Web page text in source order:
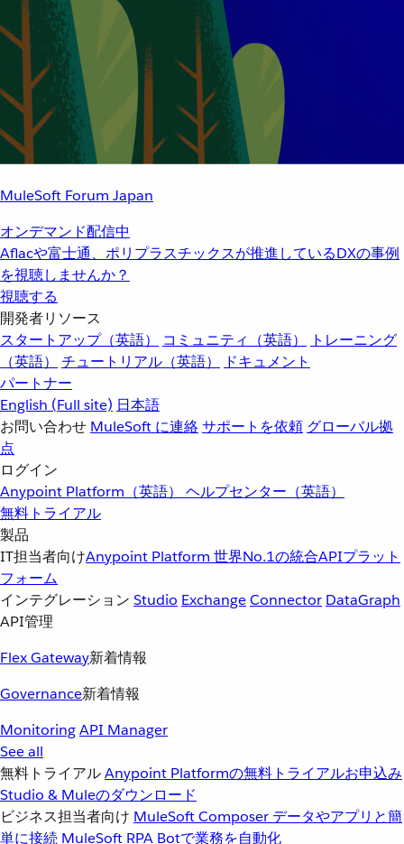
MuleSoft Forum Japan
オンデマンド配信中
Aflacや富士通、ポリプラスチックスが推進しているDXの事例
を視聴しませんか？
視聴する
開発者リソース
スタートアップ（英語）
コミュニティ（英語）
トレーニング
（英語）
チュートリアル（英語）
ドキュメント
パートナー
English (Full site) 日本語
お問い合わせ MuleSoft に連絡サポートを依頼 グローバル拠
点
ログイン
Anypoint Platform（英語） ヘルプセンター（英語）
無料トライアル
製品
IT担当者向けAnypoint Platform 世界No.1の統合APIプラット
フォーム
インテグレーション Studio ExchangeConnector DataGraph
API管理
Flex Gateway新着情報
Governance新着情報
MonitoringAPI Manager
See all
無料トライアルAnypoint Platformの無料トライアルお申込み
Studio & Muleのダウンロード
ビジネス担当者向け MuleSoft Composer データやアプリと簡
単に接続 MuleSoft RPA Botで業務を自動化